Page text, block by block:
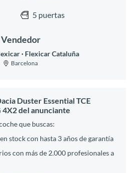
5 puertas
Vendedor
Flexicar Cataluña
Barcelona
Duster Essential TCE
del anunciante
que buscas:
stock con hasta 3 años de garantía
con más de 2.000 profesionales a